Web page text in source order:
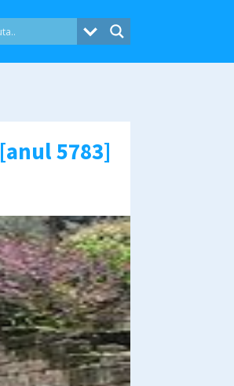
Femei deosebite în scripturile evreiești – Roaba lui Rabi אמתא דבי רבי [anul 5783]